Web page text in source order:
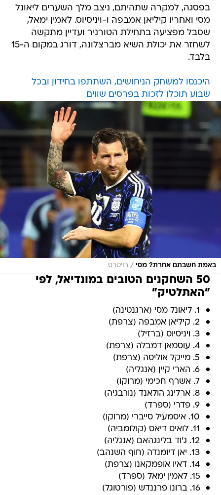
בפסגה, למקרה שתהיתם, ניצב מלך השערים ליאונל
מסי ואחריו קיליאן אמבפה ו-ויניסיוס. לאמין ימאל,
שסבל מפציעה בתחילת הטורניר ועדיין מתקשה
לשחזר את יכולת השיא מברצלונה, דורג במקום ה-15
בלבד.
היכנסו למשחק הניחושים, השתתפו בחידון ובכל
שבוע תוכלו לזכות בפרסים שווים
באמת חשבתם אחרת? מסי / רויטרס
50 השחקנים הטובים במונדיאל, לפי
"האתלטיק"
1. ליאונל מסי (ארגנטינה)
2. קיליאן אמבפה (צרפת)
3. ויניסיוס (ברזיל)
4. עוסמאן דמבלה (צרפת)
5. מייקל אוליסה (צרפת)
6. הארי קיין (אנגליה)
7. אשרף חכימי (מרוקו)
8. ארלינג הולאנד (נורבגיה)
9. פדרי (ספרד)
10. איסמעיל סייברי (מרוקו)
11. לואיס דיאס (קולומביה)
12. ג'וד בלינגהאם (אנגליה)
13. יאן דיומנדה (חוף השנהב)
14. דאיו אופמקאנו (צרפת)
15. לאמין ימאל (ספרד)
16. ברונו פרננדש (פורטוגל)